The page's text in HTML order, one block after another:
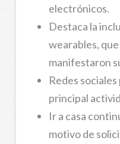
electrónicos.
Destaca la
wearables,
manifestaron
Redes
principal
Ir a casa
motivo de